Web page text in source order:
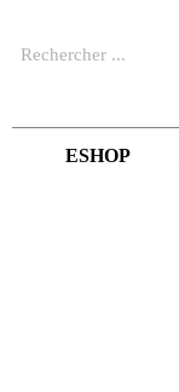
ESHOP